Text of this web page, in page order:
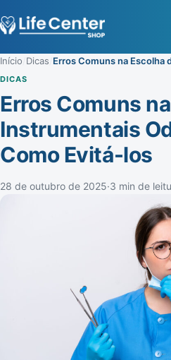
Início Dicas
DICAS
Erros Comuns
Instrumentais
Como Evitá-los
28 de outubro de 2025·3 min de